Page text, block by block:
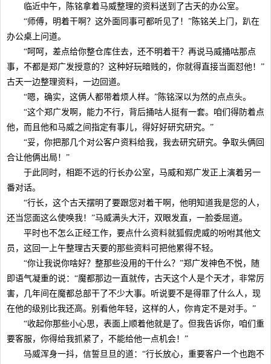
临近中午，陈铭拿着马威整理的资料送到了古天的办公室。
“师傅，明着干啊？这外面同事可都听见了！”陈铭关上门，趴在
办公桌上问道。
“呵呵，差点给你整仓库住去，还不明着干？再说马威捅咕那点
事，不都是郑广发授意的？这种好玩暗贱的，你就得直接当面怼他！”
古天一边整理资料，一边回道。
“嗯，确实，这俩人都带着烦人样。”陈铭深以为然的点点头。
“这个郑广发啊，能力不行，背后捅咕人挺有一套。咱们得防着点
他，而且他和马威之间指定有事儿，得好好研究研究。”
“妥，你把那几个对公客户资料给我，我去研究研究。争取头俩回
合让他俩出局！”
于此同时，相距不远的行长办公室，马威和郑广发正上演着另一
番对话。
“行长，这个古天摆明了要跟您对着干啊，他明知道我是您的人，
还当您面这么使唤我！”马威满头大汗，双眼发直，一脸委屈道。
平时也不怎么正经工作，要点什么资料就狐假虎威的吩咐其他文
员，这回一上午整理古天要的那些资料可把他累得不轻。
“你让我说你啥好？整那些没用的干什么？”郑广发神色不悦，随
即语气凝重的说：“魔都那边一直就传，古天这个人是个天才，非常厉
害，几年间在魔都总部干了不少大事。听说要不是得罪了什么人，现
在他的级别比我还高。别看他年轻，这样的人，你肯定不是对手。”
“收起你那些小心思，表面上顺着他就是了。但我告诉你，咱们重
要客服，你得给我抓紧了，不能给他一点机会！”
马威浑身一抖，信誓旦旦的道：“行长放心，重要客户一个也跑不